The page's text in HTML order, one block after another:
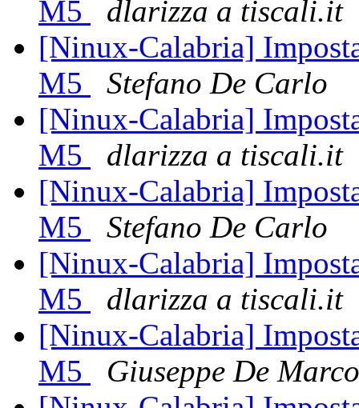
M5
dlarizza a tiscali.it
[Ninux-Calabria]
M5
Stefano De Carlo
[Ninux-Calabria]
M5
dlarizza a tiscali.it
[Ninux-Calabria]
M5
Stefano De Carlo
[Ninux-Calabria]
M5
dlarizza a tiscali.it
[Ninux-Calabria]
M5
Giuseppe De Marco